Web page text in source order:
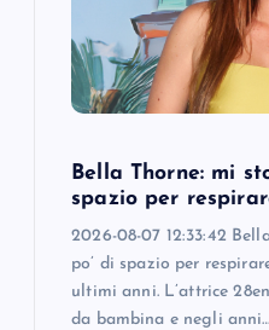
Bella Thorne: mi
spazio per
2026-08-07 12:33:42
po’ di spazio per
ultimi anni. L’attrice
da bambina e negli anni…